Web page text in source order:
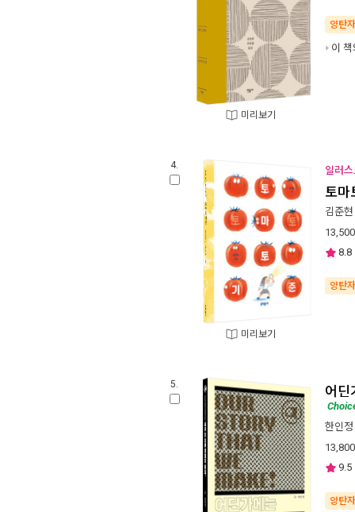
미리보기
양탄
이
4.
미리보기
일러
토마
김준현
13,500
8.8
양탄
5. 어딘
한인정
13,800
9.5
양탄